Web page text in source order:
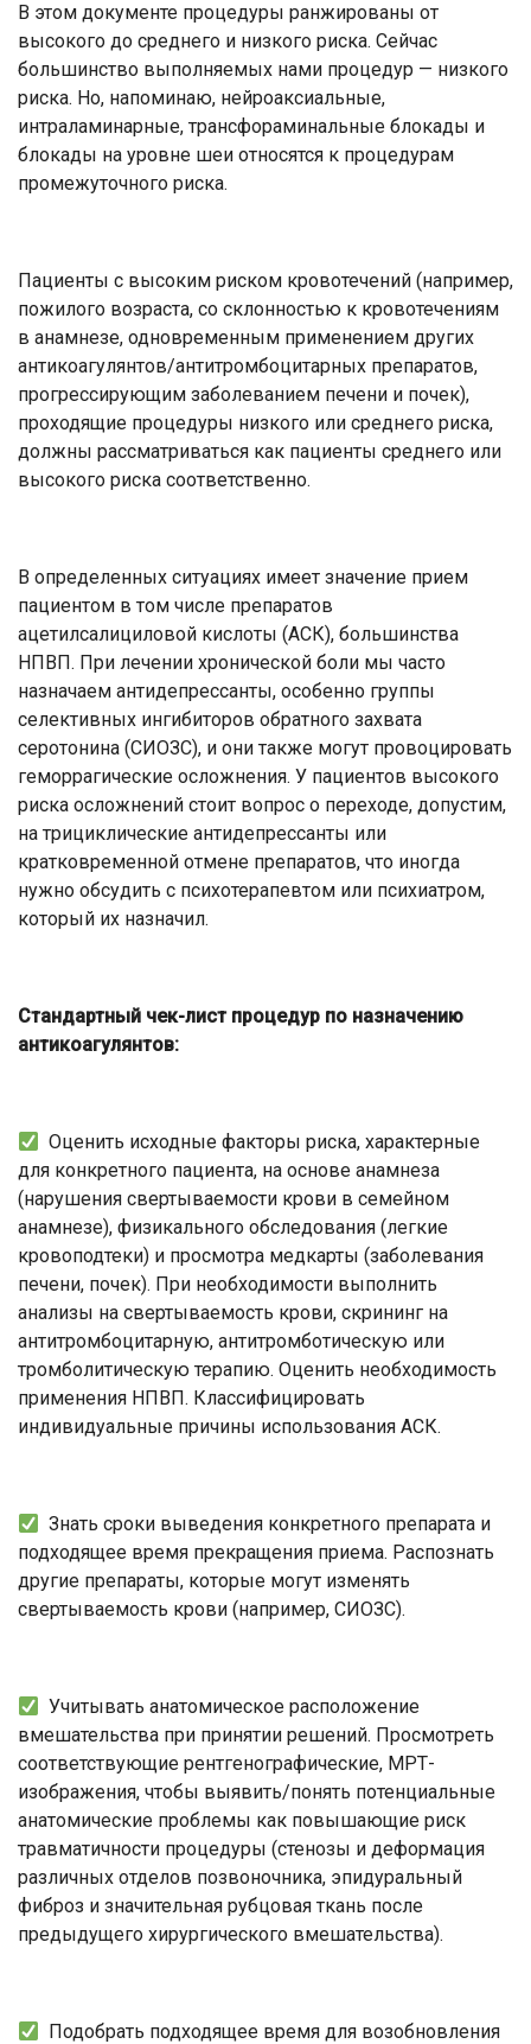
В этом документе процедуры ранжированы от
высокого до среднего и низкого риска. Сейчас
большинство выполняемых нами процедур — низкого
риска. Но, напоминаю, нейроаксиальные,
интраламинарные, трансфораминальные блокады и
блокады на уровне шеи относятся к процедурам
промежуточного риска.
Пациенты с высоким риском кровотечений (например,
пожилого возраста, со склонностью к кровотечениям
в анамнезе, одновременным применением других
антикоагулянтов/антитромбоцитарных препаратов,
прогрессирующим заболеванием печени и почек),
проходящие процедуры низкого или среднего риска,
должны рассматриваться как пациенты среднего или
высокого риска соответственно.
В определенных ситуациях имеет значение прием
пациентом в том числе препаратов
ацетилсалициловой кислоты (АСК), большинства
НПВП. При лечении хронической боли мы часто
назначаем антидепрессанты, особенно группы
селективных ингибиторов обратного захвата
серотонина (СИОЗС), и они также могут провоцировать
геморрагические осложнения. У пациентов высокого
риска осложнений стоит вопрос о переходе, допустим,
на трициклические антидепрессанты или
кратковременной отмене препаратов, что иногда
нужно обсудить с психотерапевтом или психиатром,
который их назначил.
Стандартный чек-лист процедур по назначению
антикоагулянтов:
Оценить исходные факторы риска, характерные
для конкретного пациента, на основе анамнеза
(нарушения свертываемости крови в семейном
анамнезе), физикального обследования (легкие
кровоподтеки) и просмотра медкарты (заболевания
печени, почек). При необходимости выполнить
анализы на свертываемость крови, скрининг на
антитромбоцитарную, антитромботическую или
тромболитическую терапию. Оценить необходимость
применения НПВП. Классифицировать
индивидуальные причины использования АСК.
Знать сроки выведения конкретного препарата и
подходящее время прекращения приема. Распознать
другие препараты, которые могут изменять
свертываемость крови (например, СИОЗС).
Учитывать анатомическое расположение
вмешательства при принятии решений. Просмотреть
соответствующие рентгенографические, МРТ-
изображения, чтобы выявить/понять потенциальные
анатомические проблемы как повышающие риск
травматичности процедуры (стенозы и деформация
различных отделов позвоночника, эпидуральный
фиброз и значительная рубцовая ткань после
предыдущего хирургического вмешательства).
Подобрать подходящее время для возобновления